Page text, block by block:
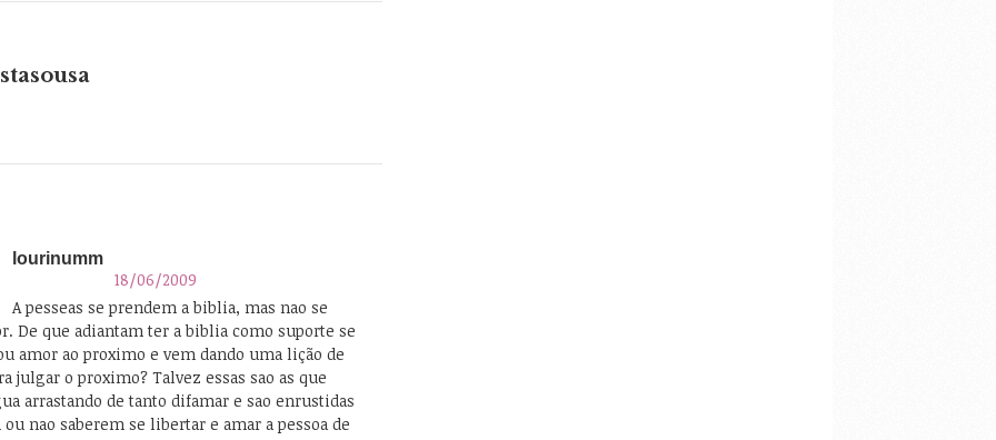
lourinumm
18/06/2009
A pesseas se prendem a biblia, mas nao se
De que adiantam ter a biblia como suporte se
amor ao proximo e vem dando uma lição de
julgar o proximo? Talvez essas sao as que
arrastando de tanto difamar e sao enrustidas
nao saberem se libertar e amar a pessoa de